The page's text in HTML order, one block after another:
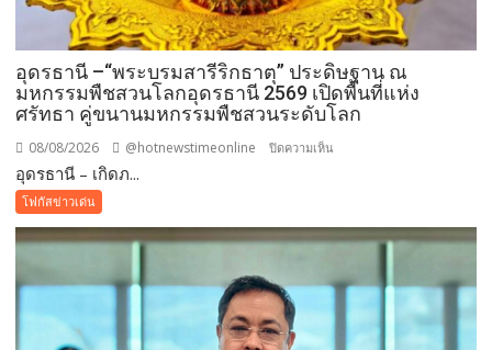
อุดรธานี –“พระบรมสารีริกธาตุ” ประดิษฐาน ณ
มหกรรมพืชสวนโลกอุดรธานี 2569 เปิดพื้นที่แห่ง
ศรัทธา คู่ขนานมหกรรมพืชสวนระดับโลก
08/08/2026 @hotnewstimeonline ปิดความเห็น
ประดิษฐาน
มหกรรม
สวน
อุดรธานี – เกิดภ...
โฟกัสข่าวเด่น